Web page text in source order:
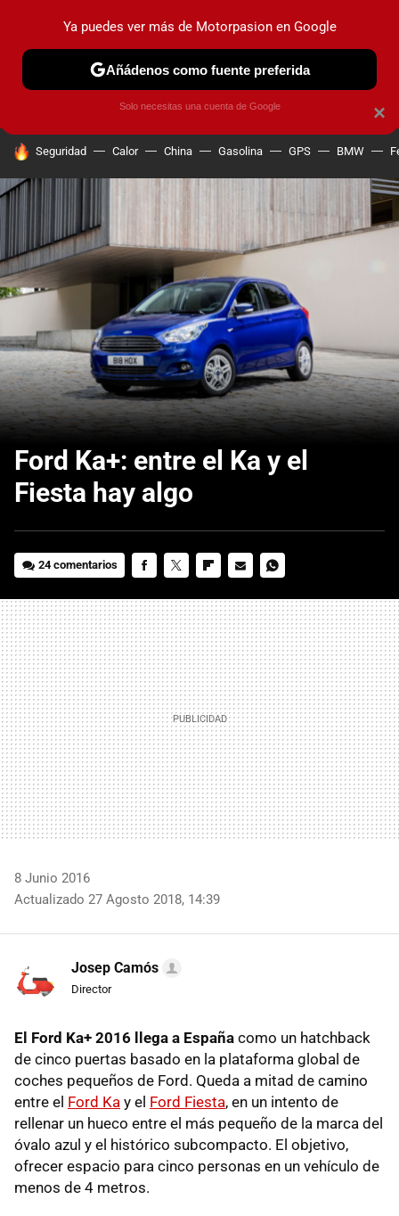
PRUEBAS COCHES ELÉCTRICOS OBSERVATORIO
HOY SE HABLA DE
Seguridad Calor China Gasolina GPS BMW
Ford Ka+: entre el Ka y el
Fiesta hay algo
24 comentarios
MAIL
8 Junio 2016
Actualizado 27 Agosto 2018, 14:39
Josep Camós
Director
El Ford Ka+ 2016 llega a España como un hatchback
de cinco puertas basado en la plataforma global de
coches pequeños de Ford. Queda a mitad de camino
entre el Ford Ka y el Ford Fiesta, en un intento de
rellenar un hueco entre el más pequeño de la marca del
óvalo azul y el histórico subcompacto. El objetivo,
ofrecer espacio para cinco personas en un vehículo de
menos de 4 metros.
×
Ya puedes ver más de Motorpasion en Google
Añádenos como fuente preferida
Solo necesitas una cuenta de Google